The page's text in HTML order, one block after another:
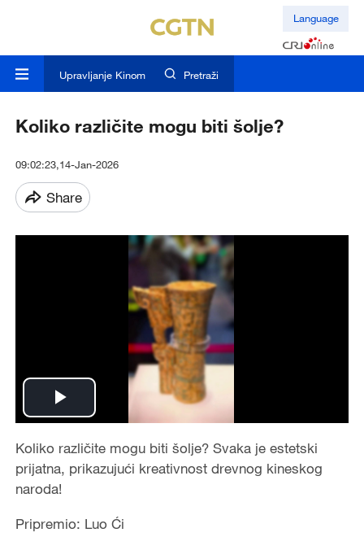
Language
Upravljanje Kinom Pretraži
Koliko različite mogu biti šolje?
09:02:23,14-Jan-2026
Share
Play
Video
Koliko različite mogu biti šolje? Svaka je estetski
prijatna, prikazujući kreativnost drevnog kineskog
naroda!
Pripremio: Luo Ći